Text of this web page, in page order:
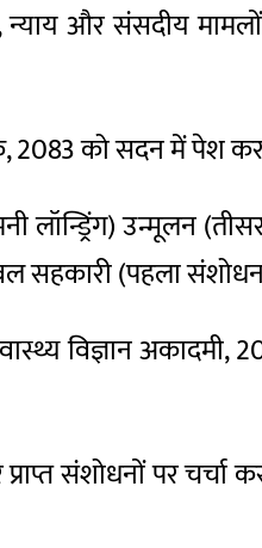
और संसदीय
2083 को सदन में पेश
(मनी लॉन्ड्रिंग)
सहकारी (पहला
स्वास्थ्य विज्ञान
संशोधनों पर